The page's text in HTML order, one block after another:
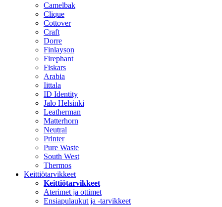
Camelbak
Clique
Cottover
Craft
Dorre
Finlayson
Firephant
Fiskars
Arabia
Iittala
ID Identity
Jalo Helsinki
Leatherman
Matterhorn
Neutral
Printer
Pure Waste
South West
Thermos
Keittiötarvikkeet
Keittiötarvikkeet
Aterimet ja ottimet
Ensiapulaukut ja -tarvikkeet